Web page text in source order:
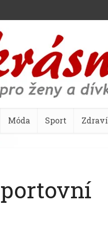
Móda Sport Zdraví